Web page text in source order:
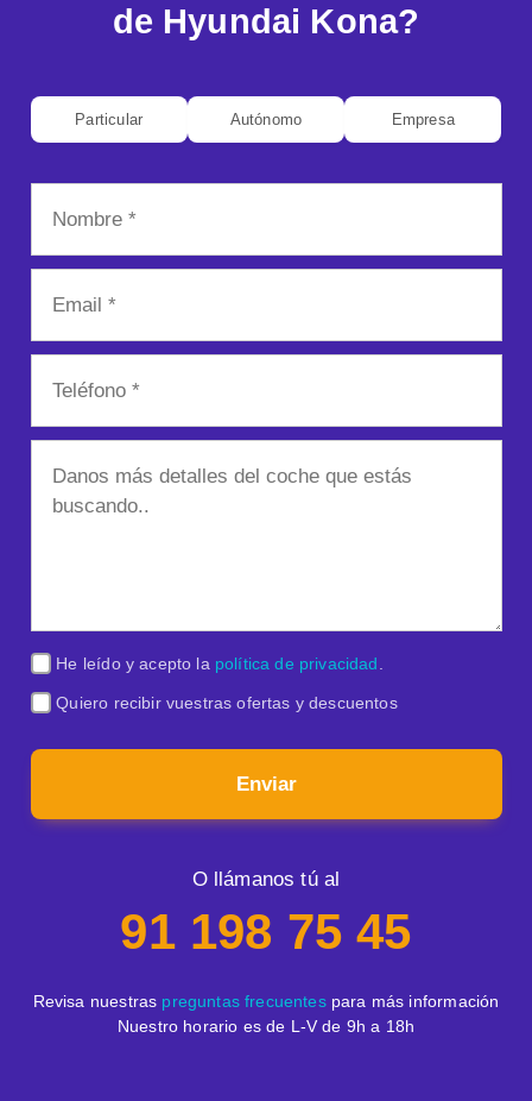
de Hyundai Kona?
Particular Autónomo Empresa
He leído y acepto la política de privacidad
Quiero recibir vuestras ofertas y descuentos
Enviar
O llámanos tú al
91 198 75 45
Revisa nuestras preguntas frecuentespara más información
Nuestro horario es de L-V de 9h a 18h